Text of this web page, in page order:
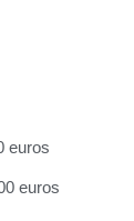
euros
euros